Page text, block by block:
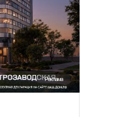
Реклама